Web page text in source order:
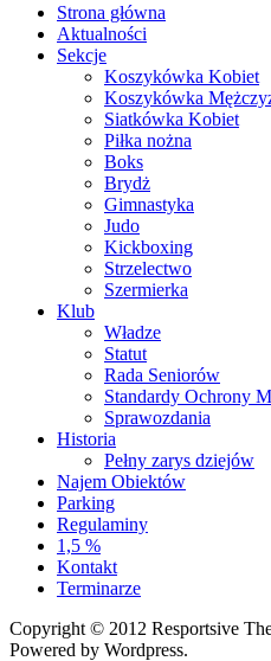
Strona główna
Aktualności
Sekcje
Koszykówka Kobiet
Koszykówka
Siatkówka Kobiet
Piłka nożna
Boks
Brydż
Gimnastyka
Judo
Kickboxing
Strzelectwo
Szermierka
Klub
Władze
Statut
Rada Seniorów
Standardy Ochrony
Sprawozdania
Historia
Pełny zarys dziejów
Najem Obiektów
Parking
Regulaminy
1,5 %
Kontakt
Terminarze
Copyright © 2012 Resportsive
Powered by Wordpress.